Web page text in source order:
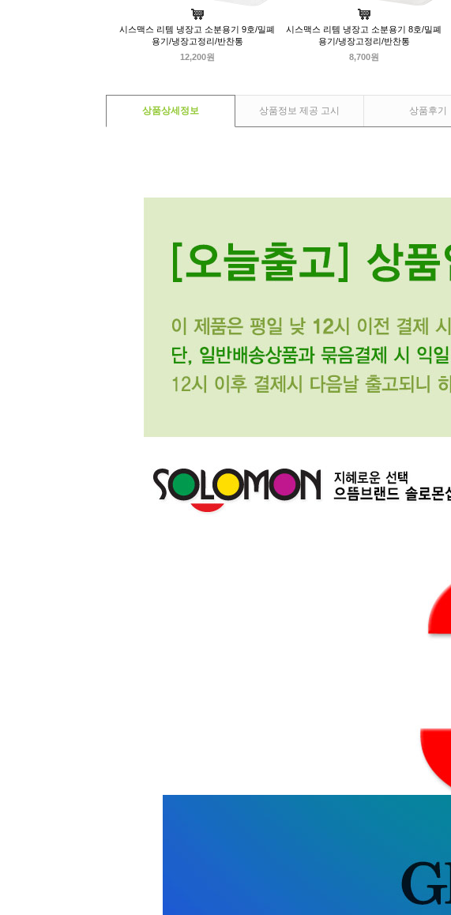
시스맥스 리템 냉장고 소분용기 9호/밀폐
용기/냉장고정리/반찬통
12,200원
시스맥스 리템 냉장고 소분용기 8호/밀폐
용기/냉장고정리/반찬통
8,700원
상품상세정보 상품정보 제공 고시 상품후기